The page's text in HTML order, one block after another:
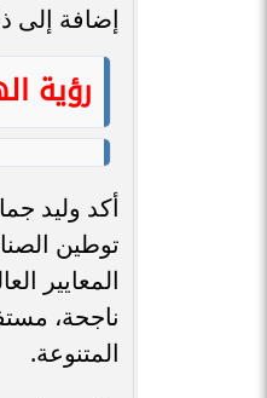
إضافة إلى
رؤية
أكد وليد
توطين
المعايير
المتنوعة.